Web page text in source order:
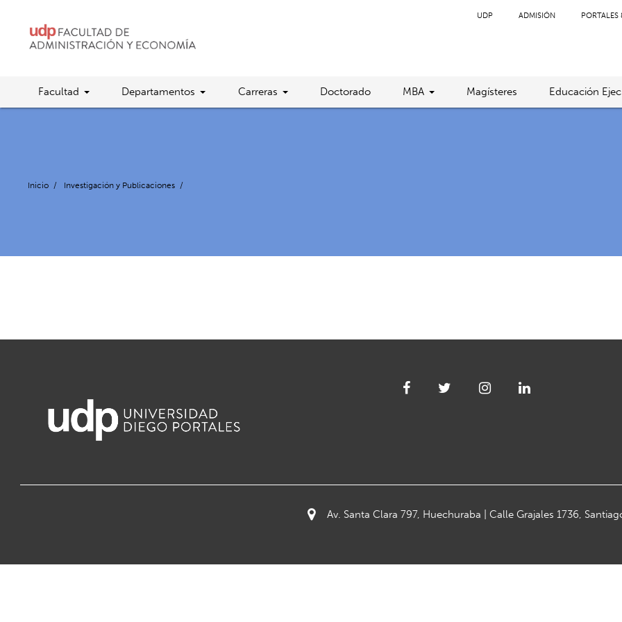
UDP ADMISIÓN PORTALES
Facultad Departamentos Carreras Doctorado MBA Magísteres Educación
Inicio / Investigación y Publicaciones /
Av. Santa Clara 797, Huechuraba | Calle Grajales 1736,